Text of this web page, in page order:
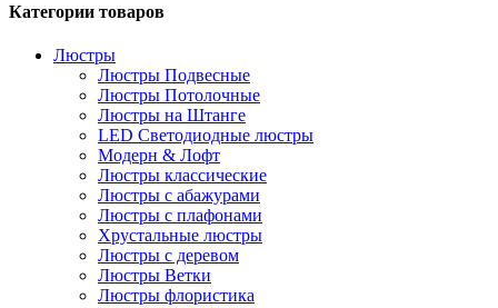
Категории товаров
Люстры
Люстры Подвесные
Люстры Потолочные
Люстры на Штанге
LED Светодиодные люстры
Модерн & Лофт
Люстры классические
Люстры с абажурами
Люстры с плафонами
Хрустальные люстры
Люстры с деревом
Люстры Ветки
Люстры флористика